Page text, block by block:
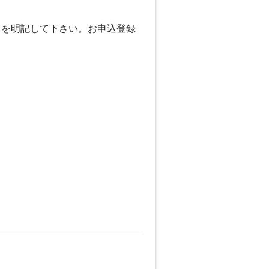
明記して下さい。お申込登録